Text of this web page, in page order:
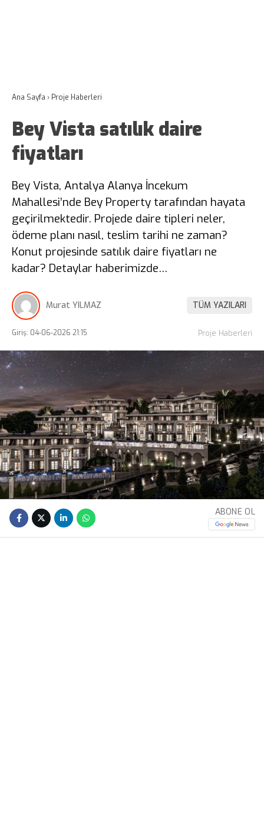
Ana Sayfa › Proje Haberleri
Bey Vista satılık daire
fiyatları
Bey Vista, Antalya Alanya İncekum
Mahallesi’nde Bey Property tarafından hayata
geçirilmektedir. Projede daire tipleri neler,
ödeme planı nasıl, teslim tarihi ne zaman?
Konut projesinde satılık daire fiyatları ne
kadar? Detaylar haberimizde…
Murat YILMAZ TÜM YAZILARI
Giriş: 04-06-2026 21:15 Proje Haberleri
ABONE OL